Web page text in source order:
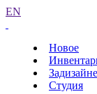
EN
Новое
Студия